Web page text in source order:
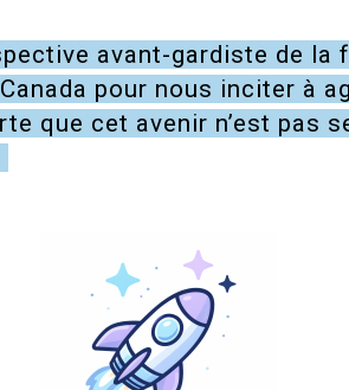
avant-gardiste de
pour nous inciter à
que cet avenir n’est pas